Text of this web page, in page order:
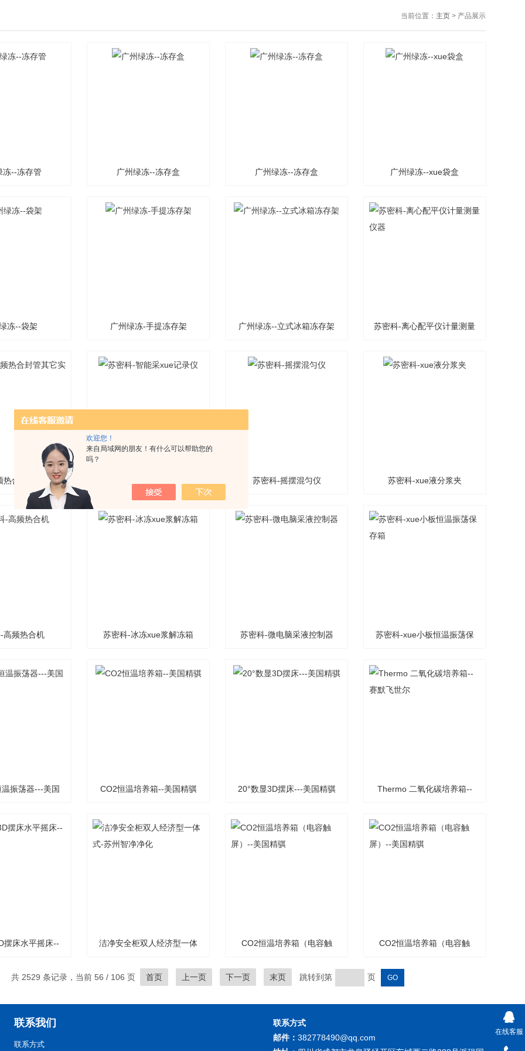
欢迎您！
来自局域网的朋友！有什么可以帮助您的
吗？
当前位置： 主页> 产品展示
冻--冻存管 广州绿冻--冻存盒 广州绿冻--冻存盒 广州绿冻--xue袋盒
冻--袋架 广州绿冻-手提冻存架 广州绿冻--立式冰箱冻存架 苏密科-离心配平仪计量测量
热合封管其它实
室设备
苏密科-摇摆混匀仪 苏密科-xue液分浆夹
高频热合机 苏密科-冰冻xue浆解冻箱 苏密科-微电脑采液控制器 苏密科-xue小板恒温振荡保
振荡器---美国 CO2恒温培养箱--美国精骐 20°数显3D摆床---美国精骐 Thermo 二氧化碳培养箱--
摆床水平摇床-- 洁净安全柜双人经济型一体
式-苏州智净净化
CO2恒温培养箱（电容触
屏）--美国精骐
CO2恒温培养箱（电容触
屏）--美国精骐
共 2529 条记录，当前 56 / 106 页
首页 上一页 下一页 末页 跳转到第 页
联系我们
联系方式
联系方式
邮件： 382778490@qq.com
在线客服